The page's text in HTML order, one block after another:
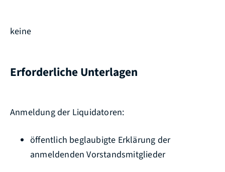
keine
Erforderliche Unterlagen
Anmeldung der Liquidatoren:
öffentlich beglaubigte Erklärung der
anmeldenden Vorstandsmitglieder